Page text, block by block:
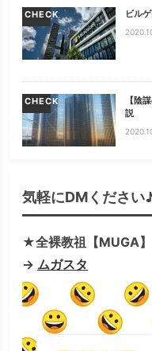
CHECK ビル
CHECK
【陰
説
気軽にDMください
★全裸教祖【MUGA
→ ムガスタ